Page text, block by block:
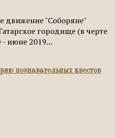
движение "Соборяне"
городище (в черте
- июне 2019...
познавательных квестов